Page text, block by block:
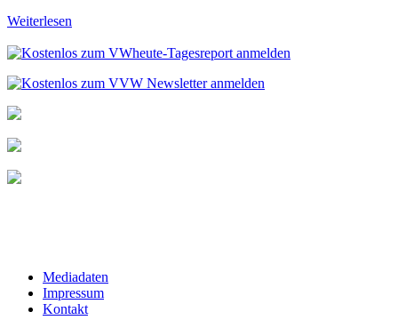
Weiterlesen
Mediadaten
Impressum
Kontakt